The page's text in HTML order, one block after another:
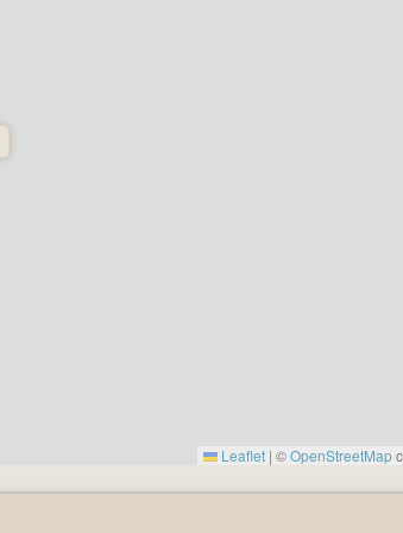
Leaflet | ©OpenStreetMap